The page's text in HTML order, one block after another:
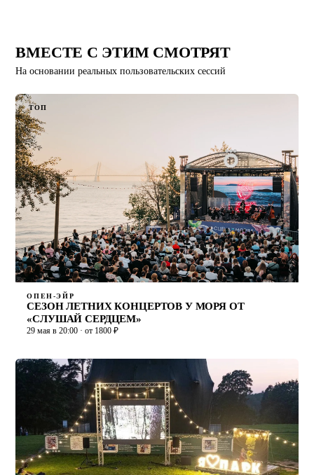
ВМЕСТЕ С ЭТИМ СМОТРЯТ
На основании реальных пользовательских сессий
ТОП
ОПЕН-ЭЙР
СЕЗОН ЛЕТНИХ КОНЦЕРТОВ У МОРЯ ОТ
«СЛУШАЙ СЕРДЦЕМ»
29 мая в 20:00 · от 1800 ₽